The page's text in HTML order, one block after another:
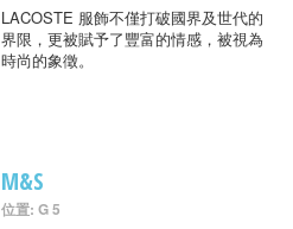
LACOSTE 服飾不僅打破國界及世代的
界限，更被賦予了豐富的情感，被視為
時尚的象徵。
M&S
位置: G 5